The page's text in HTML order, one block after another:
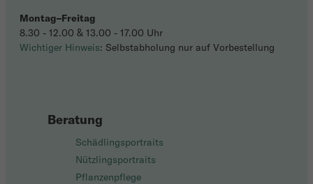
Beratung
Schädlingsportraits
Nützlingsportraits
Pflanzenpflege
Montag–Freitag
8.30 - 12.00 & 13.00 - 17.00 Uhr
Wichtiger Hinweis: Selbstabholung nur auf Vorbestellung